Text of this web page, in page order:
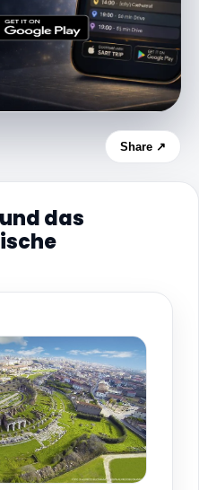
Share ↗
das